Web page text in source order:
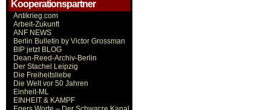
Kooperationspartner
Antikrieg.com
Arbeit-Zukunft
ANF NEWS
Berlin Bulletin by Victor Grossman
BIP jetzt BLOG
Dean-Reed-Archiv-Berlin
Der Stachel Leipzig
Die Freiheitsliebe
Die Welt vor 50 Jahren
Einheit-ML
EINHEIT & KAMPF